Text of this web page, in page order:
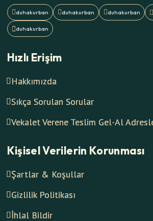
Hızlı Erişim
Hakkımızda
Sıkça Sorulan Sorular
Vekalet Verene Teslim Gel-Al
Kişisel Verilerin Korunması
Şartlar & Koşullar
Gizlilik Politikası
İhlal Bildir